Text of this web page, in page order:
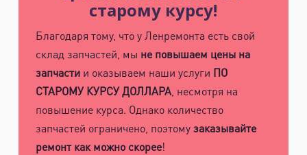
старому курсу!
Благодаря тому, что у Ленремонта есть свой
склад запчастей, мы не повышаем цены на
запчастии оказываем наши услуги ПО
СТАРОМУ КУРСУ ДОЛЛАРА, несмотря на
повышение курса. Однако количество
запчастей ограничено, поэтомузаказывайте
ремонт как можно скорее!